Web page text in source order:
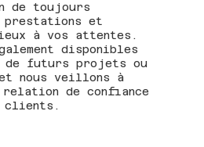
de toujours
prestations et
à vos attentes.
disponibles
de futurs projets ou
nous veillons à
relation de confiance
clients.